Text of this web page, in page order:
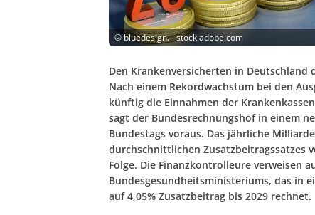
©bluedesign. - stock.adobe.com
Den Krankenversicherten in
Nach einem Rekordwachstum bei den
künftig die Einnahmen der
sagt der Bundesrechnungshof in einem
Bundestags voraus. Das jährliche
durchschnittlichen Zusatzbeitragssatzes
Folge. Die Finanzkontrolleure verweisen
Bundesgesundheitsministeriums, das in
auf 4,05% Zusatzbeitrag bis 2029 rechnet.